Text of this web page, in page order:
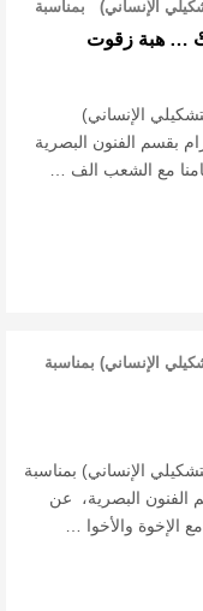
الإنساني) بمناسبة
… هبة زقوت
الإنساني)
الكرام بقسم الفنون البصرية
مع الشعب الف …
الإنساني) بمناسبة
الإنساني) بمناسبة
بقسم الفنون البصرية، عن
الإخوة والأخوا …